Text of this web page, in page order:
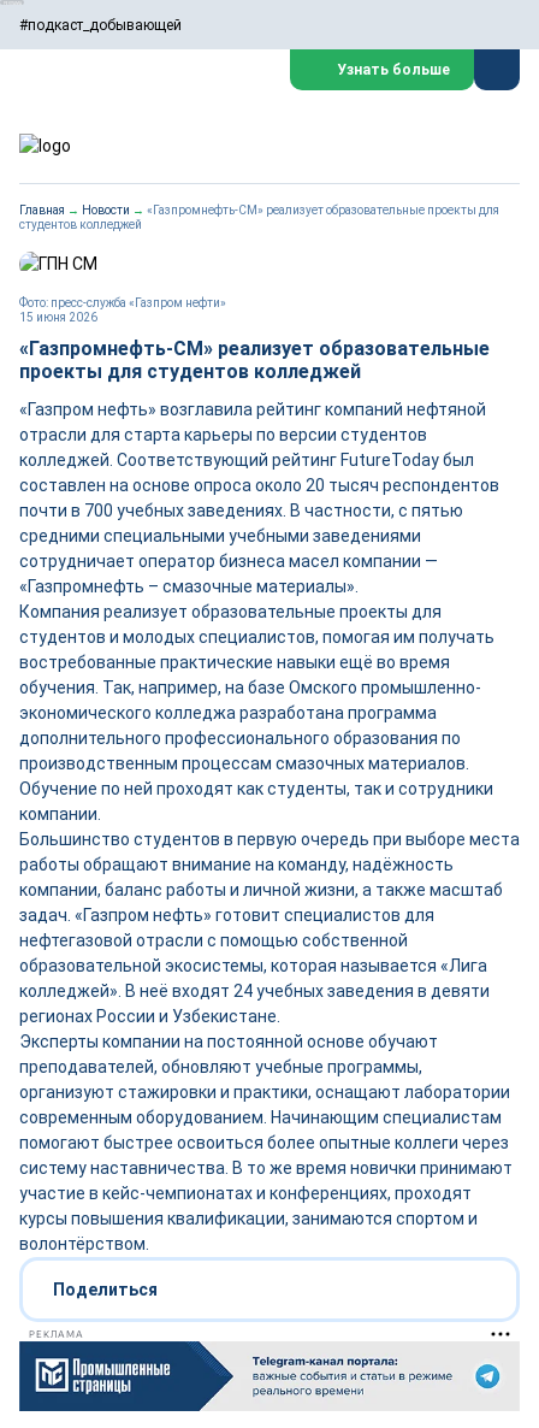
#подкаст_добывающей
Узнать больше
Главная → Новости → «Газпромнефть-СМ» реализует образовательные проекты для
студентов колледжей
15 июня 2026
Фото: пресс-служба «Газпром нефти»
«Газпромнефть-СМ» реализует образовательные
проекты для студентов колледжей
«Газпром нефть» возглавила рейтинг компаний нефтяной
отрасли для старта карьеры по версии студентов
колледжей. Соответствующий рейтинг FutureToday был
составлен на основе опроса около 20 тысяч респондентов
почти в 700 учебных заведениях. В частности, с пятью
средними специальными учебными заведениями
сотрудничает оператор бизнеса масел компании —
«Газпромнефть – смазочные материалы».
Компания реализует образовательные проекты для
студентов и молодых специалистов, помогая им получать
востребованные практические навыки ещё во время
обучения. Так, например, на базе Омского промышленно-
экономического колледжа разработана программа
дополнительного профессионального образования по
производственным процессам смазочных материалов.
Обучение по ней проходят как студенты, так и сотрудники
компании.
Большинство студентов в первую очередь при выборе места
работы обращают внимание на команду, надёжность
компании, баланс работы и личной жизни, а также масштаб
задач. «Газпром нефть» готовит специалистов для
нефтегазовой отрасли с помощью собственной
образовательной экосистемы, которая называется «Лига
колледжей». В неё входят 24 учебных заведения в девяти
регионах России и Узбекистане.
Эксперты компании на постоянной основе обучают
преподавателей, обновляют учебные программы,
организуют стажировки и практики, оснащают лаборатории
современным оборудованием. Начинающим специалистам
помогают быстрее освоиться более опытные коллеги через
систему наставничества. В то же время новички принимают
участие в кейс-чемпионатах и конференциях, проходят
курсы повышения квалификации, занимаются спортом и
волонтёрством.
Поделиться
РЕКЛАМА